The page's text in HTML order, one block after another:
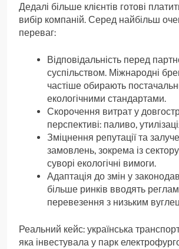
Дедалі більше клієнтів готові
вибір компаній. Серед найбільш
переваг:
Відповідальність перед
суспільством. Міжнародні
частіше обирають
екологічними стандартами.
Скорочення витрат у
перспективі: паливо,
Зміцнення репутації та
замовлень, зокрема із
суворі екологічні вимоги.
Адаптація до змін у
більше ринків вводять
перевезення з низьким
Реальний кейс: українська
яка інвестувала у парк